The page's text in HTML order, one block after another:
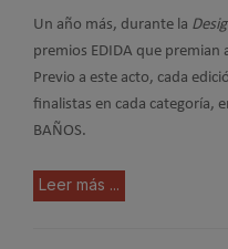
Un año más, durante la
premios EDIDA que premian
Previo a este acto, cada
finalistas en cada categoría,
BAÑOS.
Leer más ...